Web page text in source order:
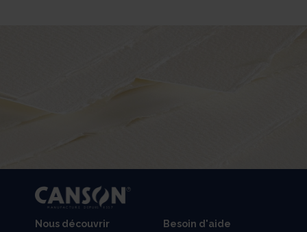
Nous découvrir
Besoin d'aide